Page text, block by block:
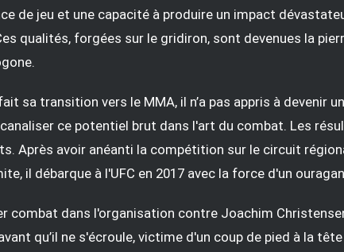
de jeu et une capacité à produire un impact
qualités, forgées sur le gridiron, sont devenues la
sa transition vers le MMA, il n’a pas appris à devenir
canaliser ce potentiel brut dans l'art du combat. Les
Après avoir anéanti la compétition sur le circuit
il débarque à l'UFC en 2017 avec la force d'un
combat dans l'organisation contre Joachim
qu’il ne s'écroule, victime d'un coup de pied à la